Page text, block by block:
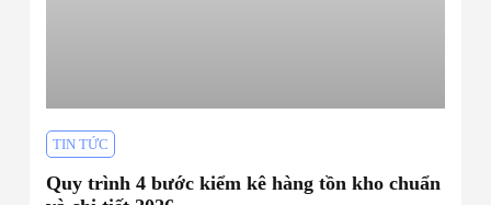
TIN TỨC
Quy trình 4 bước kiểm kê hàng tồn kho chuẩn